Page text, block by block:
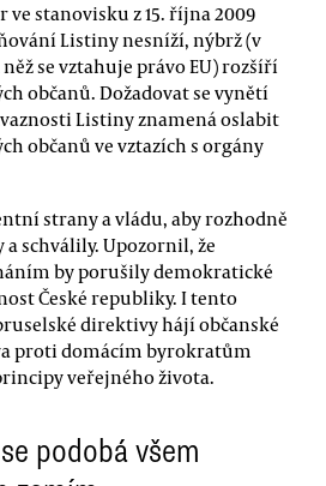
ve stanovisku z 15. října 2009
Listiny nesníží, nýbrž (v
se vztahuje právo EU) rozšíří
občanů. Dožadovat se vynětí
Listiny znamená oslabit
občanů ve vztazích s orgány
strany a vládu, aby rozhodně
schválily. Upozornil, že
by porušily demokratické
České republiky. I tento
direktivy hájí občanské
proti domácím byrokratům
veřejného života.
podobá všem